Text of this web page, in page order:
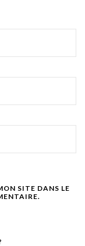
SITE DANS LE